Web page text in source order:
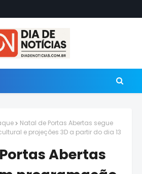
Natal de Portas Abertas segue
e projeções 3D a partir do dia 13
Abertas